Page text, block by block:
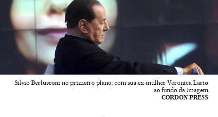
Silvio Berlusconi no primeiro plano, com sua ex-mulher Veronica Lario
ao fundo da imagem
CORDON PRESS